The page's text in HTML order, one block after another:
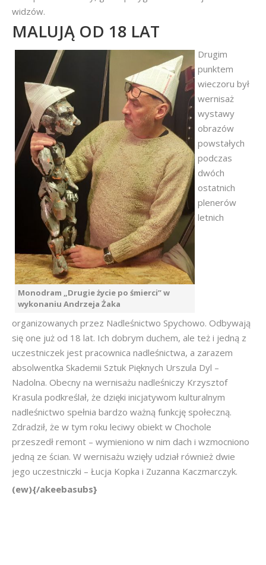
widzów.
MALUJĄ OD 18 LAT
Monodram „Drugie życie po śmierci” w
wykonaniu Andrzeja Żaka
Drugim
punktem
wieczoru był
wernisaż
wystawy
obrazów
powstałych
podczas
dwóch
ostatnich
plenerów
letnich
organizowanych przez Nadleśnictwo Spychowo. Odbywają
się one już od 18 lat. Ich dobrym duchem, ale też i jedną z
uczestniczek jest pracownica nadleśnictwa, a zarazem
absolwentka Skademii Sztuk Pięknych Urszula Dyl –
Nadolna. Obecny na wernisażu nadleśniczy Krzysztof
Krasula podkreślał, że dzięki inicjatywom kulturalnym
nadleśnictwo spełnia bardzo ważną funkcję społeczną.
Zdradził, że w tym roku leciwy obiekt w Chochole
przeszedł remont – wymieniono w nim dach i wzmocniono
jedną ze ścian. W wernisażu wzięły udział również dwie
jego uczestniczki – Łucja Kopka i Zuzanna Kaczmarczyk.
(ew){/akeebasubs}